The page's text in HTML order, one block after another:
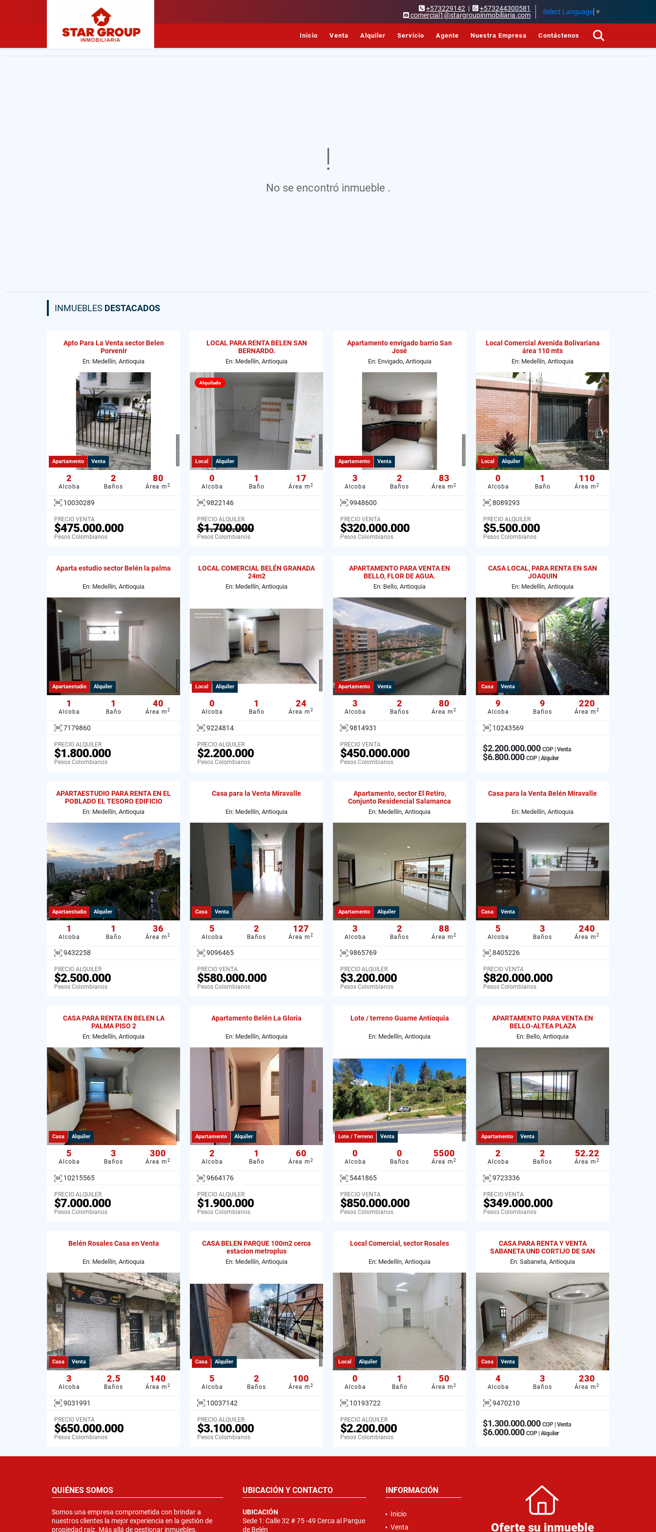
+573229142 |
+573244300581
comercial1@stargroupinmobiliaria.com
Select Language ▼
Inicio Venta Alquiler Servicio Agente Nuestra Empresa Contáctenos
No se encontró inmueble .
INMUEBLES DESTACADOS
Apto Para La Venta sector Belen
Porvenir
En: Medellín, Antioquia
Apartamento Venta
2
Alcoba
2
Baños
80
Área m 2
10030289
PRECIO VENTA
$475.000.000
Pesos Colombianos
LOCAL PARA RENTA BELEN SAN
BERNARDO.
En: Medellín, Antioquia
Alquilado
Local Alquiler
0
Alcoba
1
Baño
17
Área m 2
9822146
PRECIO ALQUILER
$1.700.000
Pesos Colombianos
Apartamento envigado barrio San
José
En: Envigado, Antioquia
Apartamento Venta
3
Alcoba
2
Baños
83
Área m 2
9948600
PRECIO VENTA
$320.000.000
Pesos Colombianos
Local Comercial Avenida Bolivariana
área 110 mts
En: Medellín, Antioquia
Local Alquiler
0
Alcoba
1
Baño
110
Área m 2
8089293
PRECIO ALQUILER
$5.500.000
Pesos Colombianos
Aparta estudio sector Belén la palma
En: Medellín, Antioquia
Apartaestudio Alquiler
1
Alcoba
1
Baño
40
Área m 2
7179860
PRECIO ALQUILER
$1.800.000
Pesos Colombianos
LOCAL COMERCIAL BELÉN GRANADA
24m2
En: Medellín, Antioquia
Local Alquiler
0
Alcoba
1
Baño
24
Área m 2
9224814
PRECIO ALQUILER
$2.200.000
Pesos Colombianos
APARTAMENTO PARA VENTA EN
BELLO, FLOR DE AGUA.
En: Bello, Antioquia
Apartamento Venta
3
Alcoba
2
Baños
80
Área m 2
9814931
PRECIO VENTA
$450.000.000
Pesos Colombianos
CASA LOCAL, PARA RENTA EN SAN
JOAQUIN
En: Medellín, Antioquia
Casa Venta
9
Alcoba
9
Baños
220
Área m 2
10243569
$2.200.000.000 COP | Venta
$6.800.000 COP | Alquiler
APARTAESTUDIO PARA RENTA EN EL
POBLADO EL TESORO EDIFICIO
OSLO.
En: Medellín, Antioquia
Apartaestudio Alquiler
1
Alcoba
1
Baño
36
Área m 2
9432258
PRECIO ALQUILER
$2.500.000
Pesos Colombianos
Casa para la Venta Miravalle
En: Medellín, Antioquia
Casa Venta
5
Alcoba
2
Baños
127
Área m 2
9096465
PRECIO VENTA
$580.000.000
Pesos Colombianos
Apartamento, sector El Retiro,
Conjunto Residencial Salamanca
En: Medellín, Antioquia
Apartamento Alquiler
3
Alcoba
2
Baños
88
Área m 2
9865769
PRECIO ALQUILER
$3.200.000
Pesos Colombianos
Casa para la Venta Belén Miravalle
En: Medellín, Antioquia
Casa Venta
5
Alcoba
3
Baños
240
Área m 2
8405226
PRECIO VENTA
$820.000.000
Pesos Colombianos
CASA PARA RENTA EN BELEN LA
PALMA PISO 2
En: Medellín, Antioquia
Casa Alquiler
5
Alcoba
3
Baños
300
Área m 2
10215565
PRECIO ALQUILER
$7.000.000
Pesos Colombianos
Apartamento Belén La Gloria
En: Medellín, Antioquia
Apartamento Alquiler
2
Alcoba
1
Baño
60
Área m 2
9664176
PRECIO ALQUILER
$1.900.000
Pesos Colombianos
Lote / terreno Guarne Antioquia
En: Medellín, Antioquia
Lote / Terreno Venta
0
Alcoba
0
Baños
5500
Área m 2
5441865
PRECIO VENTA
$850.000.000
Pesos Colombianos
APARTAMENTO PARA VENTA EN
BELLO-ALTEA PLAZA
En: Bello, Antioquia
Apartamento Venta
2
Alcoba
2
Baños
52.22
Área m 2
9723336
PRECIO VENTA
$349.000.000
Pesos Colombianos
Belén Rosales Casa en Venta
En: Medellín, Antioquia
Casa Venta
3
Alcoba
2.5
Baños
140
Área m 2
9031991
PRECIO VENTA
$650.000.000
Pesos Colombianos
CASA BELEN PARQUE 100m2 cerca
estacion metroplus
En: Medellín, Antioquia
Casa Alquiler
5
Alcoba
2
Baños
100
Área m 2
10037142
PRECIO ALQUILER
$3.100.000
Pesos Colombianos
Local Comercial, sector Rosales
En: Medellín, Antioquia
Local Alquiler
0
Alcoba
1
Baño
50
Área m 2
10193722
PRECIO ALQUILER
$2.200.000
Pesos Colombianos
CASA PARA RENTA Y VENTA
SABANETA UND CORTIJO DE SAN
JOSE LOMA SAN JOSE
En: Sabaneta, Antioquia
Casa Venta
4
Alcoba
3
Baños
230
Área m 2
9470210
$1.300.000.000 COP | Venta
$6.000.000 COP | Alquiler
QUIÉNES SOMOS
Somos una empresa comprometida con brindar a
nuestros clientes la mejor experiencia en la gestión de
propiedad raíz. Más allá de gestionar inmuebles,
UBICACIÓN Y CONTACTO
UBICACIÓN
Sede 1: Calle 32 # 75 -49 Cerca al Parque
de Belén
INFORMACIÓN
Inicio
Venta
Oferte su inmueble